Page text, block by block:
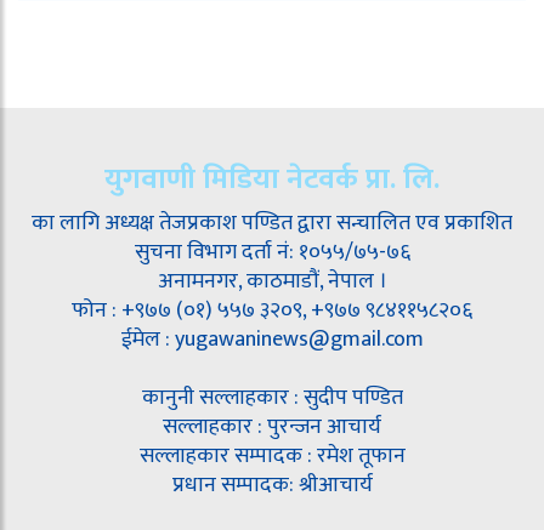
युगवाणी मिडिया नेटवर्क प्रा. लि.
का लागि अध्यक्ष तेजप्रकाश पण्डित द्वारा सन्चालित एव प्रकाशित
सुचना विभाग दर्ता नं: १०५५/७५-७६
अनामनगर, काठमाडौं, नेपाल ।
फोन : +९७७ (०१) ५५७ ३२०९, +९७७ ९८४११५८२०६
ईमेल : yugawaninews@gmail.com
कानुनी सल्लाहकार : सुदीप पण्डित
सल्लाहकार : पुरन्जन आचार्य
सल्लाहकार सम्पादक : रमेश तूफान
प्रधान सम्पादक: श्रीआचार्य